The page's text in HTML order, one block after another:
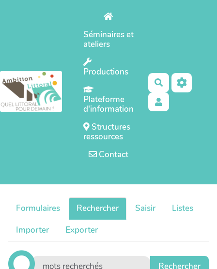
Séminaires et
ateliers
Productions
Plateforme
d'information
Structures
ressources
Contact
Rechercher
Formulaires Rechercher Saisir
Listes
Importer
Exporter